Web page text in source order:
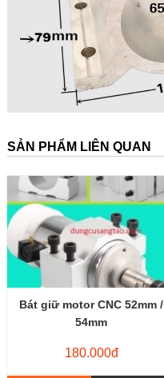
SẢN PHẨM LIÊN QUAN
Bát giữ motor CNC 52mm /
54mm
180.000đ